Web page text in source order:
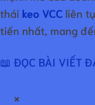
thái keo VCC liên
tiến nhất, mang
📖 ĐỌC BÀI VIẾT
×